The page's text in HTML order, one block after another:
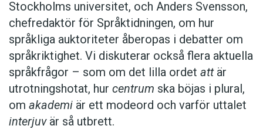
Stockholms universitet, och Anders Svensson,
chefredaktör för Språktidningen, om hur
språkliga auktoriteter åberopas i debatter om
språkriktighet. Vi diskuterar också flera aktuella
språkfrågor – som om det lilla ordet attär
utrotningshotat, hur centrum ska böjas i plural,
om akademi är ett modeord och varför uttalet
interjuvär så utbrett.